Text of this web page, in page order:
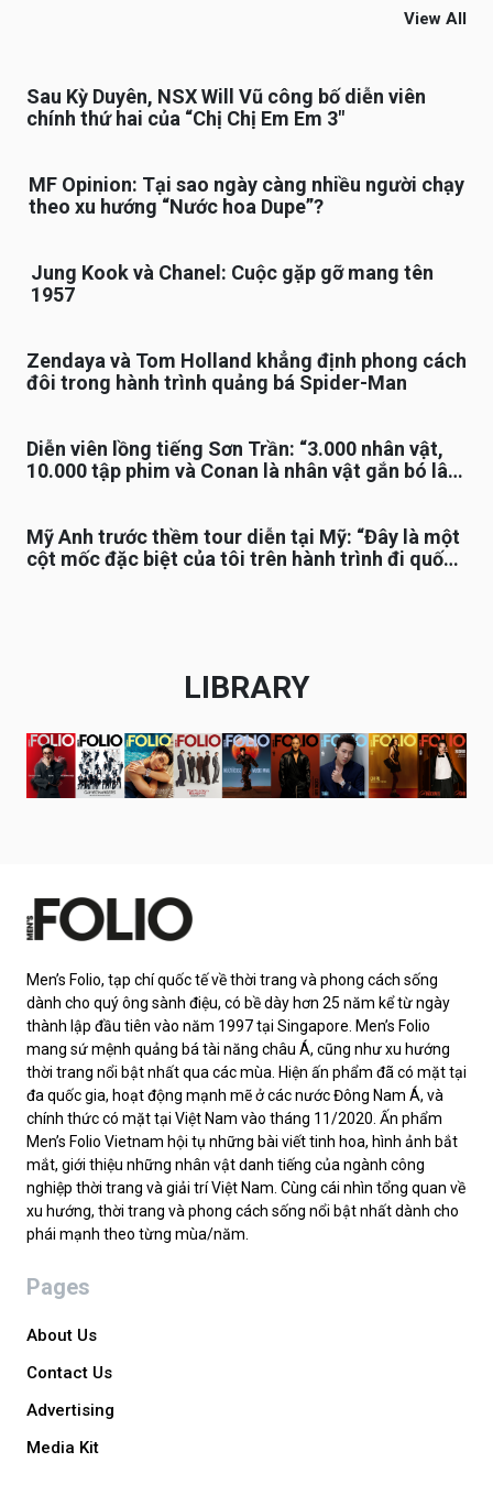
View All
Sau Kỳ Duyên, NSX Will Vũ công bố diễn viên
chính thứ hai của “Chị Chị Em Em 3″
MF Opinion: Tại sao ngày càng nhiều người chạy
theo xu hướng “Nước hoa Dupe”?
Jung Kook và Chanel: Cuộc gặp gỡ mang tên
1957
Zendaya và Tom Holland khẳng định phong cách
đôi trong hành trình quảng bá Spider-Man
Diễn viên lồng tiếng Sơn Trần: “3.000 nhân vật,
10.000 tập phim và Conan là nhân vật gắn bó lâu
Mỹ Anh trước thềm tour diễn tại Mỹ: “Đây là một
cột mốc đặc biệt của tôi trên hành trình đi quốc
LIBRARY
Men’s Folio, tạp chí quốc tế về thời trang và phong cách sống
dành cho quý ông sành điệu, có bề dày hơn 25 năm kể từ ngày
thành lập đầu tiên vào năm 1997 tại Singapore. Men’s Folio
mang sứ mệnh quảng bá tài năng châu Á, cũng như xu hướng
thời trang nổi bật nhất qua các mùa. Hiện ấn phẩm đã có mặt tại
đa quốc gia, hoạt động mạnh mẽ ở các nước Đông Nam Á, và
chính thức có mặt tại Việt Nam vào tháng 11/2020. Ấn phẩm
Men’s Folio Vietnam hội tụ những bài viết tinh hoa, hình ảnh bắt
mắt, giới thiệu những nhân vật danh tiếng của ngành công
nghiệp thời trang và giải trí Việt Nam. Cùng cái nhìn tổng quan về
xu hướng, thời trang và phong cách sống nổi bật nhất dành cho
phái mạnh theo từng mùa/năm.
Pages
About Us
Contact Us
Advertising
Media Kit